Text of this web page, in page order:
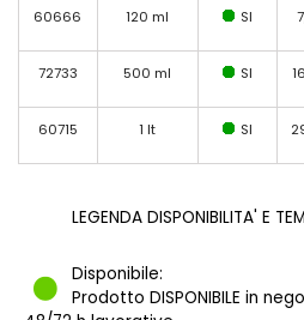
60666 120 ml SI
72733 500 ml SI
60715 1 lt SI
LEGENDA DISPONIBILITA' E
Disponibile:
Prodotto DISPONIBILE in